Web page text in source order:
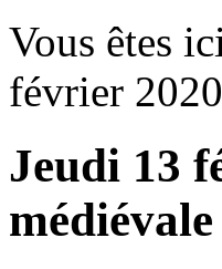
Vous êtes
février
Jeudi 13
médiévale